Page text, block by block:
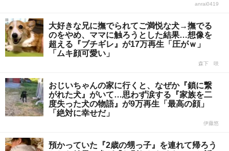
anrai0419
大好きな兄に撫でられてご満悦な犬→撫でる
のをやめ、ママに触ろうとした結果…想像を
超える『ブチギレ』が17万再生「圧がｗ」
「ムキ顔可愛い」
森下 咲
おじいちゃんの家に行くと、なぜか『鎖に繋
がれた犬』がいて…思わず涙する『家族を二
度失った犬の物語』が9万再生「最高の顔」
「絶対に幸せだ」
伊藤悠
預かっていた『2歳の甥っ子』を連れて帰ろう